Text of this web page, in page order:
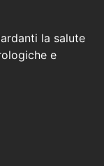
la salute
e